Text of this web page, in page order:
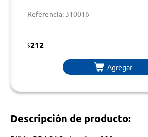
Referencia: 310016
$212
Agregar
Descripción de producto: